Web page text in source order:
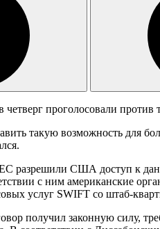
четверг проголосовали
такую возможность для
ЕС разрешили США доступ к
с ним американские
услуг SWIFT со штаб-
получил законную силу,